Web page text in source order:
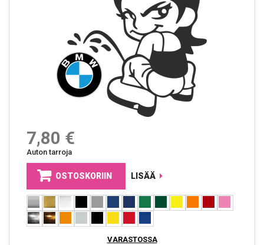
7,80 €
Auton tarroja
OSTOSKORIIN LISÄÄ
VARASTOSSA